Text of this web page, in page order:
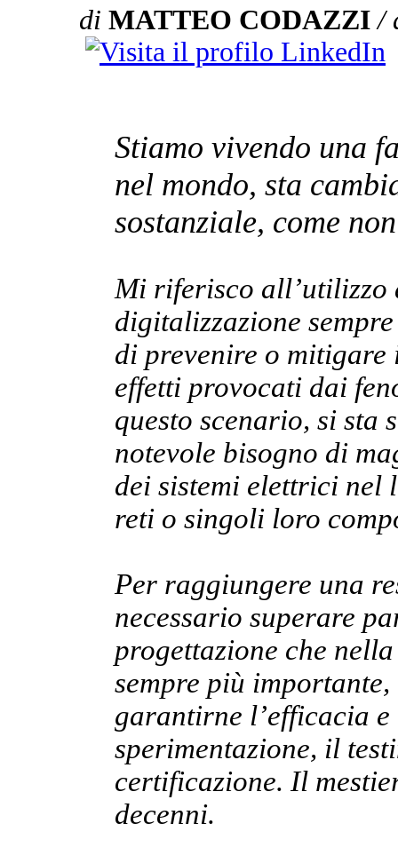
di MATTEO CODAZZI /
Stiamo vivendo una
nel mondo, sta
sostanziale, come
Mi riferisco all’utilizzo
digitalizzazione
di prevenire o
effetti provocati dai
questo scenario, si sta
notevole bisogno di
dei sistemi elettrici nel
reti o singoli loro
Per raggiungere una
necessario superare
progettazione che
sempre più
garantirne l’efficacia
sperimentazione, il
certificazione. Il
decenni.